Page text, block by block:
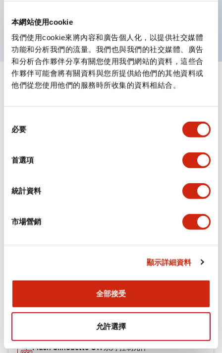
本網站使用cookie
我們使用cookie來將內容和廣告個人化，以提供社交媒體
功能和分析我們的流量。我們也與我們的社交媒體、廣告
和分析合作夥伴分享有關您使用我們網站的資料，這些合
作夥伴可能會將有關資料與您所提供給他們的其他資料或
他們從您使用他們的服務時所收集的資料相結合。
必要
首選項
統計資料
市場營銷
顯示詳細資料
全部接受
允許選擇
防護結構
規格
審美規範
環境規範
功能規格
機械規格
型錄和宣傳手冊 CAD檔 認證與標準
Flush Silhouette CW系列 控制元件